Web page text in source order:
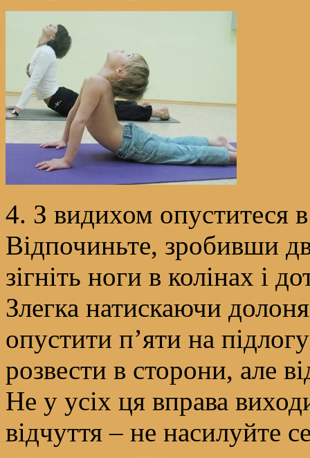
4. З видихом опуститеся
Відпочиньте, зробивши
зігніть ноги в колінах і
Злегка натискаючи
опустити п’яти на
розвести в сторони, але
Не у усіх ця вправа
відчуття – не насилуйте